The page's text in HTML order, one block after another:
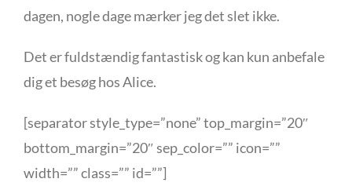
dagen, nogle dage mærker jeg det slet ikke.
Det er fuldstændig fantastisk og kan kun anbefale
dig et besøg hos Alice.
[separator style_type=”none” top_margin=”20″
bottom_margin=”20″ sep_color=”” icon=””
width=”” class=”” id=””]